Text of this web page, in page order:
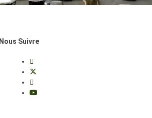
Nous Suivre